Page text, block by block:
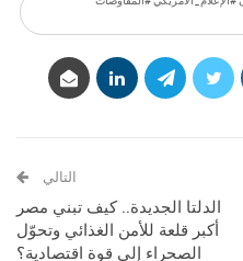
التالي
الدلتا الجديدة.. كيف تبني مصر
أكبر قلعة للأمن الغذائي وتحوّل
الصحراء إلى قوة اقتصادية؟